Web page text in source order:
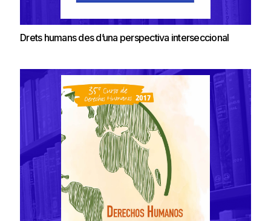
Drets humans des d’una perspectiva interseccional